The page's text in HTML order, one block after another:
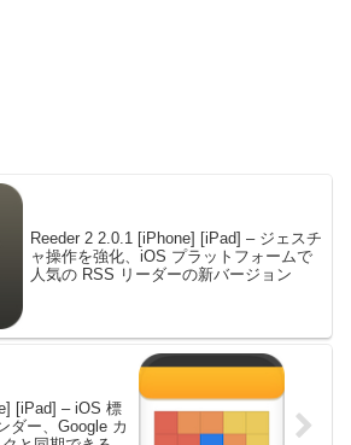
Reeder 2 2.0.1 [iPhone] [iPad] – ジェスチ
ャ操作を強化、iOS プラットフォームで
人気の RSS リーダーの新バージョン
[iPad] – iOS 標
ダー、Google カ